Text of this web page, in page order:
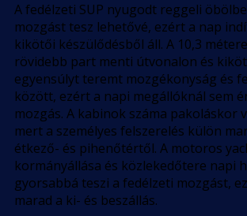
A fedélzeti SUP nyugodt reggeli
mozgást tesz lehetővé, ezért a nap
kikötői készülődésből áll. A 10,3
rövidebb part menti útvonalon és
egyensúlyt teremt mozgékonyság és
között, ezért a napi megállóknál sem
mozgás. A kabinok száma pakoláskor
mert a személyes felszerelés külön
étkező- és pihenőtértől. A motoros
kormányállása és közlekedőtere napi
gyorsabbá teszi a fedélzeti mozgást,
marad a ki- és beszállás.